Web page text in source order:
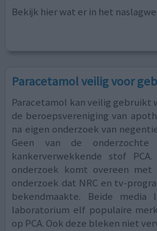
Bekijk hier wat er in het
Paracetamol veilig voor
Paracetamol kan veilig gebruikt
de beroepsvereniging van
na eigen onderzoek van
Geen van de
kankerverwekkende stof
onderzoek komt overeen
onderzoek dat NRC en tv-
bekendmaakte. Beide
laboratorium elf populaire
op PCA. Ook deze bleken niet